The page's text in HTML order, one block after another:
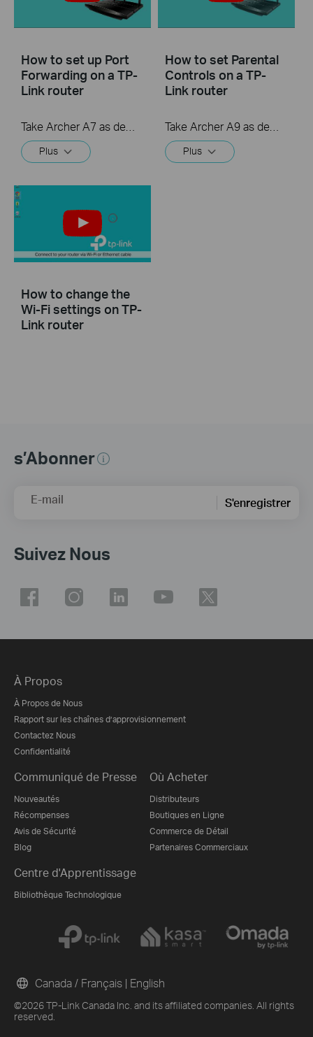
How to set up Port
Forwarding on a TP-
Link router
Plus
How to set Parental
Controls on a TP-
Link router
Plus
How to change the
Wi-Fi settings on TP-
Link router
s’Abonner
E-mail S'enregistrer
Suivez Nous
À Propos
À Propos de Nous
Rapport sur les chaînes d’approvisionnement
Contactez Nous
Confidentialité
Communiqué de Presse
Nouveautés
Récompenses
Avis de Sécurité
Blog
Où Acheter
Distributeurs
Boutiques en Ligne
Commerce de Détail
Partenaires Commerciaux
Centre d'Apprentissage
Bibliothèque Technologique
©2026 TP-Link Canada Inc. and its affiliated companies. All rights
reserved.
Canada / Français | English